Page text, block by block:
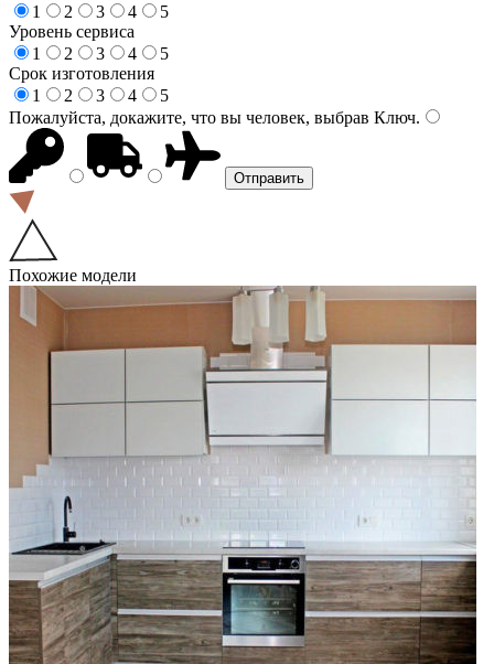
1
2 3 4
5
Уровень сервиса
1
2 3 4
5
Срок изготовления
1
2 3 4
5
Пожалуйста, докажите, что вы человек, выбрав Ключ.
Похожие модели